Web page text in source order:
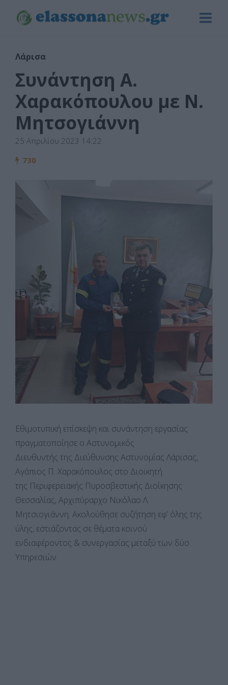
Λάρισα
Συνάντηση Α.
Χαρακόπουλου με Ν.
Μητσογιάννη
25 Απριλίου 2023 14:22
730
Εθιμοτυπική επίσκεψη και συνάντηση εργασίας
πραγματοποίησε ο Αστυνομικός
Διευθυντής της Διεύθυνσης Αστυνομίας Λάρισας,
Αγάπιος Π. Χαρακόπουλος στο Διοικητή
της Περιφερειακής Πυροσβεστικής Διοίκησης
Θεσσαλίας, Αρχιπύραρχο Νικόλαο Λ.
Μητσιογιάννη. Ακολούθησε συζήτηση εφ’ όλης της
ύλης, εστιάζοντας σε θέματα κοινού
ενδιαφέροντος & συνεργασίας μεταξύ των δύο
Υπηρεσιών.